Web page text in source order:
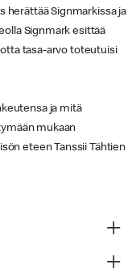
herättää Signmarkissa ja
Signmark esittää
tasa-arvo toteutuisi
ja mitä
mukaan
eteen Tanssii Tähtien